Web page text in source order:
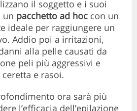
il soggetto e i suoi
un pacchetto ad hoc con un
ideale per raggiungere un
Addio poi a irritazioni,
alla pelle causati da
peli più aggressivi e
e rasoi.
ora sarà più
l’efficacia dell’epilazione